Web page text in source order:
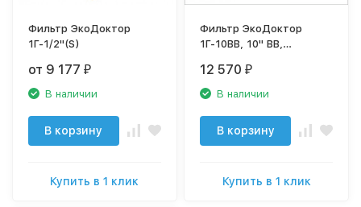
Фильтр ЭкоДоктор
1Г-1/2"(S)
от 9 177₽
В наличии
В корзину
Купить в 1 клик
Фильтр ЭкоДоктор
1Г-10ВВ, 10" ВВ,
воду (комплект), резьба
1"
12 570 ₽
В наличии
В корзину
Купить в 1 клик